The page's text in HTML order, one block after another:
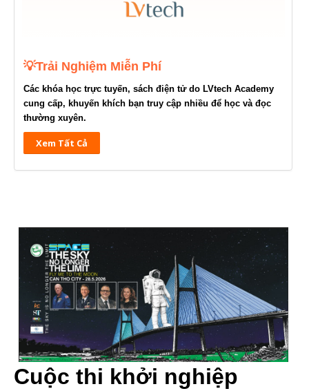
💡Trải Nghiệm Miễn Phí
Các khóa học trực tuyến, sách điện tử do LVtech Academy
cung cấp, khuyến khích bạn truy cập nhiều để học và đọc
thường xuyên.
Xem Tất Cả
Cuộc thi khởi nghiệp